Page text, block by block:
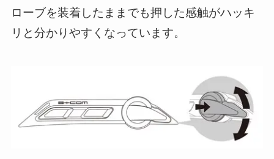
ローブを装着したままでも押した感触がハッキ
リと分かりやすくなっています。